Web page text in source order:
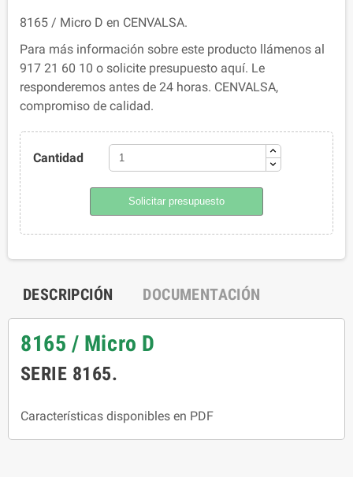
8165 / Micro D en CENVALSA.
Para más información sobre este producto llámenos al
917 21 60 10 o solicite presupuesto aquí. Le
responderemos antes de 24 horas. CENVALSA,
compromiso de calidad.
Cantidad
Solicitar presupuesto
DESCRIPCIÓN DOCUMENTACIÓN
8165 / Micro D
SERIE 8165.
Características disponibles en PDF